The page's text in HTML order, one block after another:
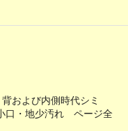
および内側時代シミ
口・地少汚れ ページ全